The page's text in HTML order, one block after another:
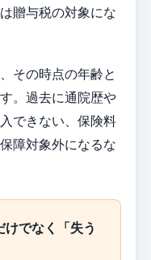
贈与税の対象にな
その時点の年齢と
。過去に通院歴や
できない、保険料
障対象外になるな
でなく「失う